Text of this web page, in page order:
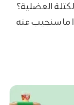
العضلية؟
ما سنجيب عنه